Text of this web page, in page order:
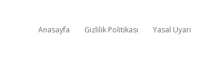
Anasayfa Gizlilik Politikası Yasal Uyarı